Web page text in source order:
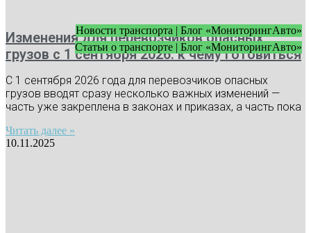
Новости транспорта | Блог «МониторингАвто»
Статьи о транспорте | Блог «МониторингАвто»
Изменения для перевозчиков опасных
грузов с 1 сентября 2026: к чему готовиться
С 1 сентября 2026 года для перевозчиков опасных
грузов вводят сразу несколько важных изменений —
часть уже закреплена в законах и приказах, а часть пока
Читать далее »
10.11.2025